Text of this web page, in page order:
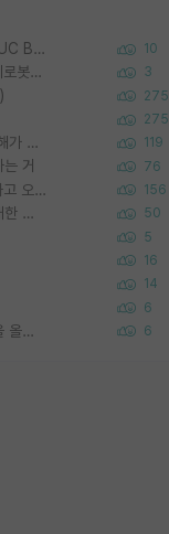
Korea University 수학, 컴퓨터과학 이학사, UC Berkeley 산업공학 대학원 공학박사가 되는 것은 쉽지 않겠죠? 10
비지거국 지방국립대 4.38/4.5 -> GIST 기계로봇공학과 석사 3
275
275
대학원생들 교수에게 가스라이팅 당한 것은 이해가 갑니다. 안타깝네요. 119
거 76
석사입학예정생 분들! 제발 어느 정도 각오는 하고 오세요. 156
포스텍 억까에 대해 (동문의 학문적 아웃풋에 대한 반박) 50
5
16
14
6
정보보안 연구하는 입장에선 식별가능한 사진을 올리는건 비추이긴함 6